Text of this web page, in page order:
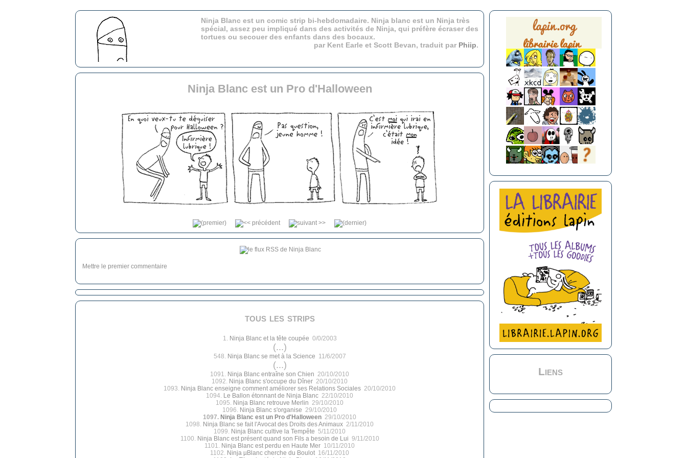
Ninja Blanc est un comic strip bi-hebdomadaire. Ninja blanc est un Ninja très
spécial, assez peu impliqué dans des activités de Ninja, qui préfère écraser des
tortues ou secouer des enfants dans des bocaux.
par Kent Earle et Scott Bevan, traduit par Phiip.
Ninja Blanc est un Pro d'Halloween
Mettre le premier commentaire
tous les strips
1. Ninja Blanc et la tête coupée 0/0/2003
(...)
548. Ninja Blanc se met à la Science 11/6/2007
(...)
1091. Ninja Blanc entraîne son Chien 20/10/2010
1092. Ninja Blanc s'occupe du Dîner 20/10/2010
1093. Ninja Blanc enseigne comment améliorer ses Relations Sociales 20/10/2010
1094. Le Ballon étonnant de Ninja Blanc 22/10/2010
1095. Ninja Blanc retrouve Merlin 29/10/2010
1096. Ninja Blanc s'organise 29/10/2010
1097. Ninja Blanc est un Pro d'Halloween 29/10/2010
1098. Ninja Blanc se fait l'Avocat des Droits des Animaux 2/11/2010
1099. Ninja Blanc cultive la Tempête 5/11/2010
1100. Ninja Blanc est présent quand son Fils a besoin de Lui 9/11/2010
1101. Ninja Blanc est perdu en Haute Mer 10/11/2010
1102. Ninja µBlanc cherche du Boulot 16/11/2010
Liens